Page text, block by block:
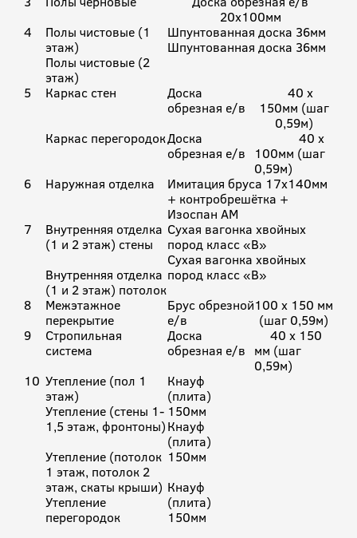
20х100мм
4
Полы чистовые (1
этаж)
Полы чистовые (2
этаж)
Шпунтованная доска 36мм
Шпунтованная доска 36мм
5 Каркас стен
Доска
обрезная е/в
40 х
150мм (шаг
0,59м)
Каркас перегородокДоска
обрезная е/в
40 х
100мм (шаг
0,59м)
6
Наружная отделка
Имитация бруса 17х140мм
+ контробрешётка +
Изоспан АМ
7
Внутренняя отделка
(1 и 2 этаж) стены
Внутренняя отделка
(1 и 2 этаж) потолок
Сухая вагонка хвойных
пород класс «В»
Сухая вагонка хвойных
пород класс «В»
8
Межэтажное
перекрытие
Брус обрезной
е/в
100 х 150 мм
(шаг 0,59м)
9
Стропильная
система
Доска
обрезная е/в
40 х 150
мм (шаг
0,59м)
10 Утепление (пол 1
этаж)
Утепление (стены 1-
1,5 этаж, фронтоны)
Утепление (потолок
1 этаж, потолок 2
этаж, скаты крыши)
Утепление
перегородок
Кнауф
(плита)
150мм
Кнауф
(плита)
150мм
Кнауф
(плита)
150мм